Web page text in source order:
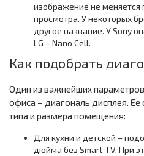
изображение не
просмотра. У некоторых
другое название. У Sony
LG – Nano Cell.
Как подобрать
Один из важнейших
офиса – диагональ дисплея.
типа и размера помещения:
Для кухни и детской –
дюйма без Smart TV. При